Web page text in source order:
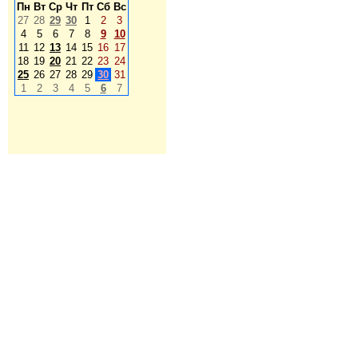
Пн Вт Ср Чт Пт Сб Вс
27 28 29 30 1 2
3
4
5 6 7 8 9
10
11 12 13 14 15 16 17
18 19 20 21 22 23 24
25 26 27 28 29 30 31
1
2 3 4 5 6 7